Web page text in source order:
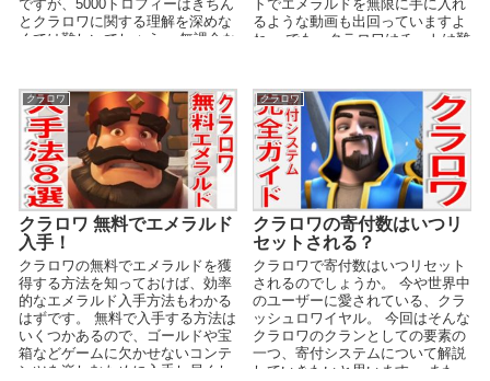
ですが、5000トロフィーはきちん
とクラロワに関する理解を深めな
くては難しいでしょう。 無課金な
トでエメラルドを無限に手に入れ
るような動画も出回っていますよ
ね。 でも、クラロワはチートは難
クラロワ
クラロワ 無料でエメラルド
入手！
クラロワの無料でエメラルドを獲
得する方法を知っておけば、効率
的なエメラルド入手方法もわかる
はずです。 無料で入手する方法は
いくつかあるので、ゴールドや宝
箱などゲームに欠かせないコンテ
ンツを楽しむために入手し尽くし
クラロワ
クラロワの寄付数はいつリ
セットされる？
クラロワで寄付数はいつリセット
されるのでしょうか。 今や世界中
のユーザーに愛されている、クラ
ッシュロワイヤル。 今回はそんな
クラロワのクランとしての要素の
一つ、寄付システムについて解説
していきたいと思います。 また、